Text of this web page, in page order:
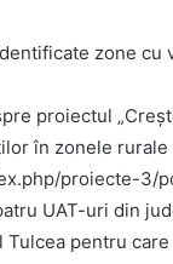
zone
proiectul
în zonele rurale
proiecte-3/
UAT-uri din
Tulcea pentru